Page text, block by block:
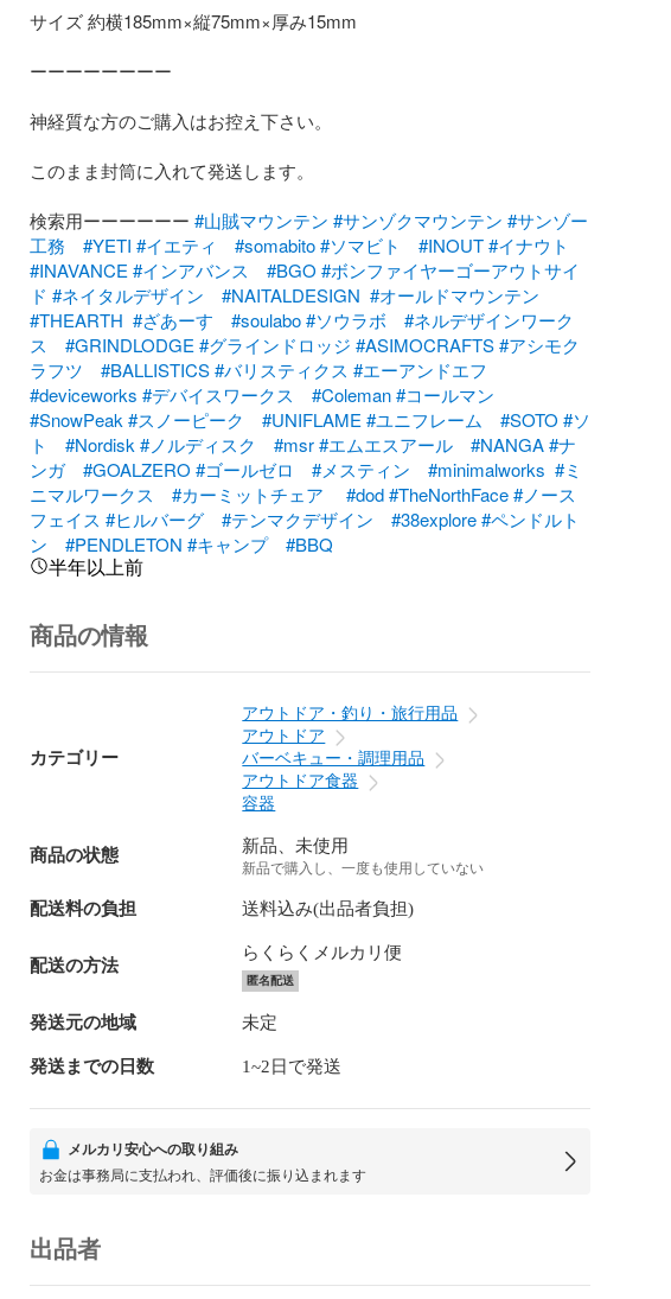
サイズ 約横185mm×縦75mm×厚み15mm
ーーーーーーーー
神経質な方のご購入はお控え下さい。
このまま封筒に入れて発送します。
検索用ーーーーーー #山賊マウンテン #サンゾクマウンテン #サンゾー
工務
#YETI #イエティ #somabito #ソマビト #INOUT #イナウト
#INAVANCE #インアバンス #BGO #ボンファイヤーゴーアウトサイ
ド #ネイタルデザイン #NAITALDESIGN #オールドマウンテン
#THEARTH #ざあーす #soulabo #ソウラボ
#ネルデザインワーク
ス
#GRINDLODGE #グラインドロッジ #ASIMOCRAFTS #アシモク
ラフツ
#BALLISTICS #バリスティクス #エーアンドエフ
#deviceworks #デバイスワークス #Coleman #コールマン
#SnowPeak #スノーピーク #UNIFLAME #ユニフレーム #SOTO #ソ
ト
#Nordisk #ノルディスク #msr #エムエスアール #NANGA #ナ
ンガ
#GOALZERO #ゴールゼロ #メスティン #minimalworks #ミ
ニマルワークス
#カーミットチェア #dod #TheNorthFace #ノース
フェイス #ヒルバーグ #テンマクデザイン #38explore #ペンドルト
ン
#PENDLETON #キャンプ #BBQ
半年以上前
商品の情報
カテゴリー
アウトドア・釣り・旅行用品
アウトドア
バーベキュー・調理用品
アウトドア食器
容器
商品の状態 新品、未使用
新品で購入し、一度も使用していない
配送料の負担 送料込み(出品者負担)
配送の方法
らくらくメルカリ便
匿名配送
発送元の地域 未定
発送までの日数 1~2日で発送
メルカリ安心への取り組み
お金は事務局に支払われ、評価後に振り込まれます
出品者